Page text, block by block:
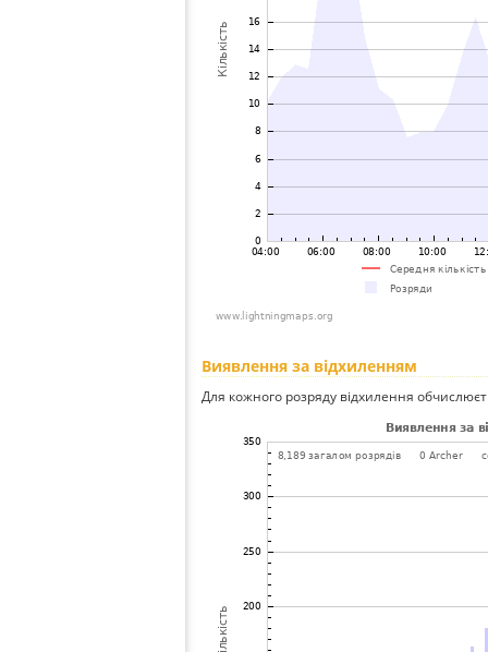
Виявлення за відхиленням
Для кожного розряду відхилення